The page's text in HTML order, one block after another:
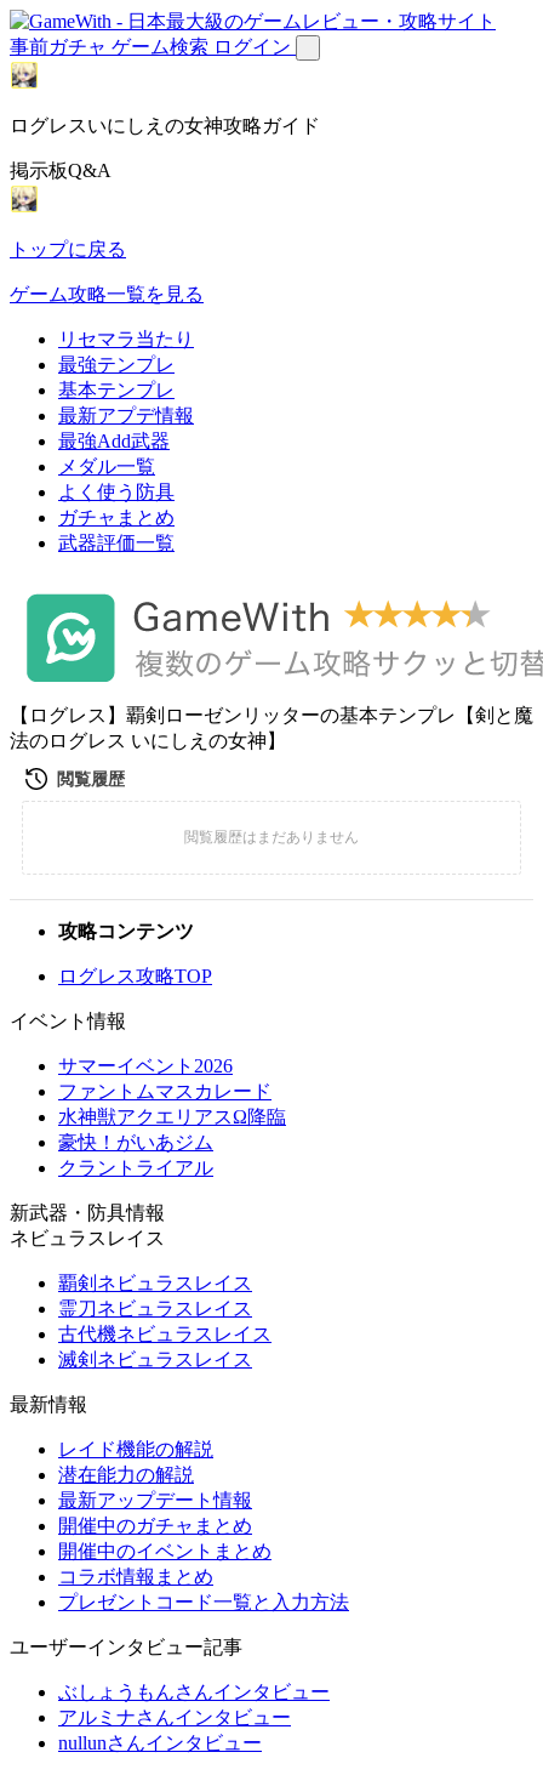
事前ガチャ ゲーム検索 ログイン
ログレスいにしえの女神攻略ガイド
掲示板Q&A
トップに戻る
ゲーム攻略一覧を見る
リセマラ当たり
最強テンプレ
基本テンプレ
最新アプデ情報
最強Add武器
メダル一覧
よく使う防具
ガチャまとめ
武器評価一覧
【ログレス】覇剣ローゼンリッターの基本テンプレ【剣と魔
法のログレス いにしえの女神】
攻略コンテンツ
ログレス攻略TOP
イベント情報
サマーイベント2026
ファントムマスカレード
水神獣アクエリアスΩ降臨
豪快！がいあジム
クラントライアル
新武器・防具情報
ネビュラスレイス
覇剣ネビュラスレイス
霊刀ネビュラスレイス
古代機ネビュラスレイス
滅剣ネビュラスレイス
最新情報
レイド機能の解説
潜在能力の解説
最新アップデート情報
開催中のガチャまとめ
開催中のイベントまとめ
コラボ情報まとめ
プレゼントコード一覧と入力方法
ユーザーインタビュー記事
ぶしょうもんさんインタビュー
アルミナさんインタビュー
nullunさんインタビュー